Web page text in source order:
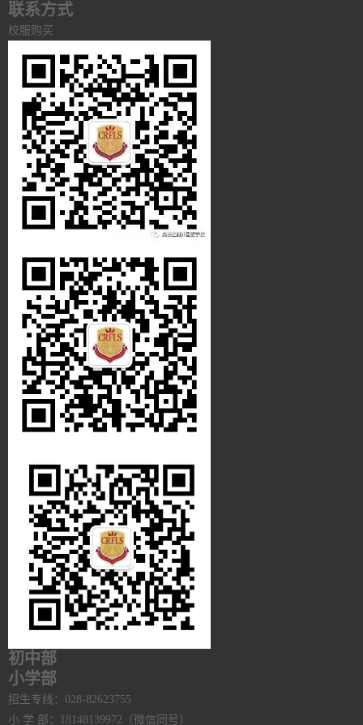
联系方式
校服购买
初中部
小学部
招生专线：028-82623755
小 学 部：18148139972（微信同号）